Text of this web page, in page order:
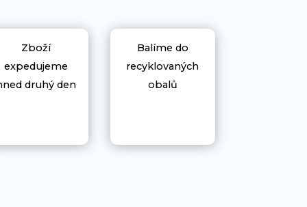
Zboží
expedujeme
druhý den
Balíme do
recyklovaných
obalů